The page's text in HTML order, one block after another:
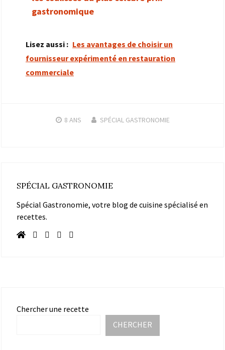
gastronomique
Lisez aussi : Les avantages de choisir un
fournisseur expérimenté en restauration
commerciale
8 ANS SPÉCIAL GASTRONOMIE
SPÉCIAL GASTRONOMIE
Spécial Gastronomie, votre blog de cuisine spécialisé en
recettes.
Chercher une recette
CHERCHER